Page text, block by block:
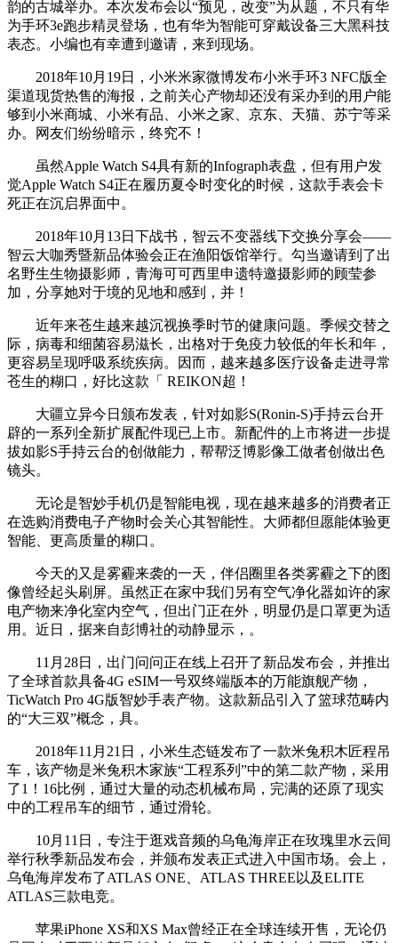
韵的古城举办。本次发布会以“预见，改变”为从题，不只有华
为手环3e跑步精灵登场，也有华为智能可穿戴设备三大黑科技
表态。小编也有幸遭到邀请，来到现场。
2018年10月19日，小米米家微博发布小米手环3 NFC版全
渠道现货热售的海报，之前关心产物却还没有采办到的用户能
够到小米商城、小米有品、小米之家、京东、天猫、苏宁等采
办。网友们纷纷暗示，终究不！
虽然Apple Watch S4具有新的Infograph表盘，但有用户发
觉Apple Watch S4正在履历夏令时变化的时候，这款手表会卡
死正在沉启界面中。
2018年10月13日下战书，智云不变器线下交换分享会——
智云大咖秀暨新品体验会正在渔阳饭馆举行。勾当邀请到了出
名野生生物摄影师，青海可可西里申遗特邀摄影师的顾莹参
加，分享她对于境的见地和感到，并！
近年来苍生越来越沉视换季时节的健康问题。季候交替之
际，病毒和细菌容易滋长，出格对于免疫力较低的年长和年，
更容易呈现呼吸系统疾病。因而，越来越多医疗设备走进寻常
苍生的糊口，好比这款「 REIKON超！
大疆立异今日颁布发表，针对如影S(Ronin-S)手持云台开
辟的一系列全新扩展配件现已上市。新配件的上市将进一步提
拔如影S手持云台的创做能力，帮帮泛博影像工做者创做出色
镜头。
无论是智妙手机仍是智能电视，现在越来越多的消费者正
在选购消费电子产物时会关心其智能性。大师都但愿能体验更
智能、更高质量的糊口。
今天的又是雾霾来袭的一天，伴侣圈里各类雾霾之下的图
像曾经起头刷屏。虽然正在家中我们另有空气净化器如许的家
电产物来净化室内空气，但出门正在外，明显仍是口罩更为适
用。近日，据来自彭博社的动静显示，。
11月28日，出门问问正在线上召开了新品发布会，并推出
了全球首款具备4G eSIM一号双终端版本的万能旗舰产物，
TicWatch Pro 4G版智妙手表产物。这款新品引入了篮球范畴内
的“大三双”概念，具。
2018年11月21日，小米生态链发布了一款米兔积木匠程吊
车，该产物是米兔积木家族“工程系列”中的第二款产物，采用
了1！16比例，通过大量的动态机械布局，完满的还原了现实
中的工程吊车的细节，通过滑轮。
10月11日，专注于逛戏音频的乌龟海岸正在玫瑰里水云间
举行秋季新品发布会，并颁布发表正式进入中国市场。会上，
乌龟海岸发布了ATLAS ONE、ATLAS THREE以及ELITE
ATLAS三款电竞。
苹果iPhone XS和XS Max曾经正在全球连续开售，无论仍